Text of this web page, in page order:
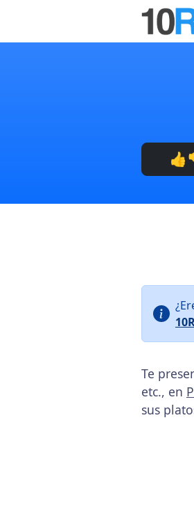
Te
etc., en
sus